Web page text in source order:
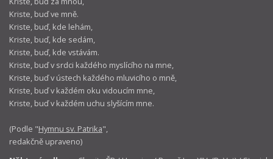
Kriste, buď ve mně.
Kriste, buď, kde lehám,
Kriste, buď, kde sedám,
Kriste, buď, kde vstávám.
Kriste, buď v srdci každého myslícího na mne,
Kriste, buď v ústech každého mluvicího o mně,
Kriste, buď v každém oku vidoucím mne,
Kriste, buď v každém uchu slyšícím mne.
(Podle "Hymnu sv. Patrika",
redakčně upraveno)